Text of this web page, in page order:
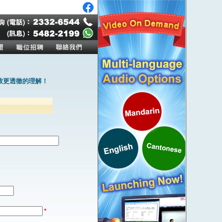
透徹的理解！
*